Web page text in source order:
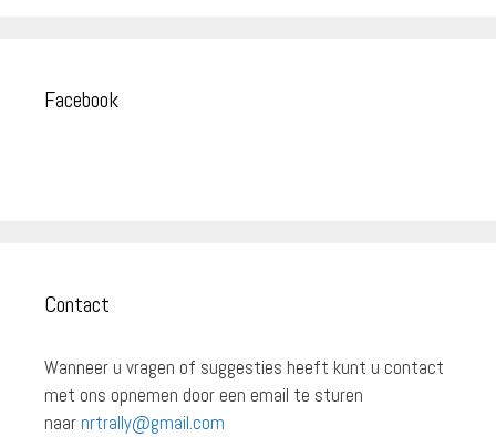
Facebook
Contact
Wanneer u vragen of suggesties heeft kunt u contact
met ons opnemen door een email te sturen
naar nrtrally@gmail.com